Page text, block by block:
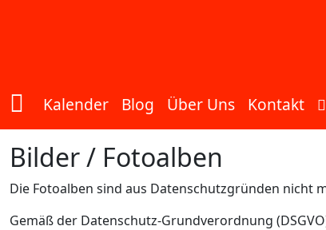
Kalender Blog Über Uns Kontakt
Bilder / Fotoalben
Die Fotoalben sind aus Datenschutzgründen nicht
Gemäß der Datenschutz-Grundverordnung